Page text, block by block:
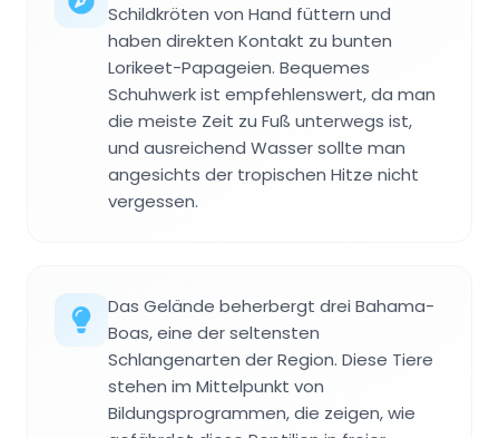
Schildkröten von Hand füttern und
haben direkten Kontakt zu bunten
Lorikeet-Papageien. Bequemes
Schuhwerk ist empfehlenswert, da man
die meiste Zeit zu Fuß unterwegs ist,
und ausreichend Wasser sollte man
angesichts der tropischen Hitze nicht
vergessen.
Das Gelände beherbergt drei Bahama-
Boas, eine der seltensten
Schlangenarten der Region. Diese Tiere
stehen im Mittelpunkt von
Bildungsprogrammen, die zeigen, wie